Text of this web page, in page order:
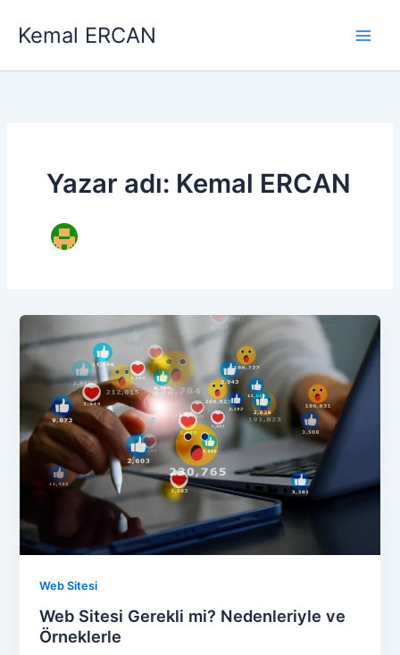
atlaKemal ERCAN
Yazar adı: Kemal ERCAN
Web Sitesi
Web Sitesi Gerekli mi? Nedenleriyle ve
Örneklerle